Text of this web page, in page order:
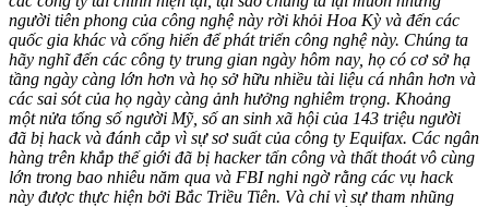
người tiên phong của công nghệ này rời khỏi Hoa Kỳ và đến các
quốc gia khác và cống hiến để phát triển công nghệ này. Chúng ta
hãy nghĩ đến các công ty trung gian ngày hôm nay, họ có cơ sở hạ
tầng ngày càng lớn hơn và họ sở hữu nhiều tài liệu cá nhân hơn và
các sai sót của họ ngày càng ảnh hưởng nghiêm trọng. Khoảng
một nửa tổng số người Mỹ, số an sinh xã hội của 143 triệu người
đã bị hack và đánh cắp vì sự sơ suất của công ty Equifax. Các ngân
hàng trên khắp thế giới đã bị hacker tấn công và thất thoát vô cùng
lớn trong bao nhiêu năm qua và FBI nghi ngờ rằng các vụ hack
này được thực hiện bởi Bắc Triều Tiên. Và chỉ vì sự tham nhũng